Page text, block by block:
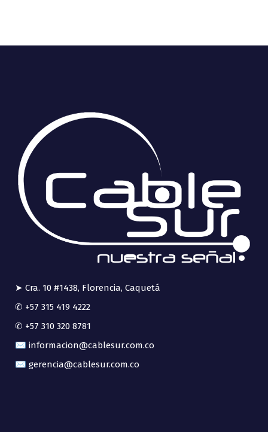
➤ Cra. 10 #1438, Florencia, Caquetá
✆ +57 315 419 4222
✆ +57 310 320 8781
✉ informacion@cablesur.com.co
✉ gerencia@cablesur.com.co